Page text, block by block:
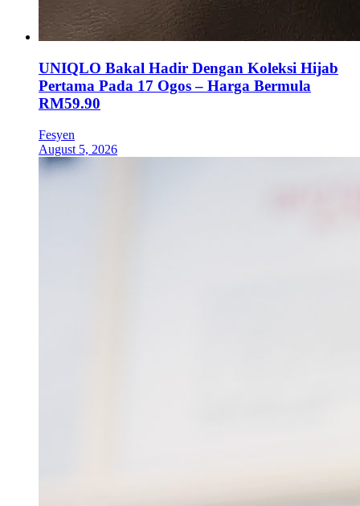
UNIQLO Bakal Hadir Dengan Koleksi Hijab
Pertama Pada 17 Ogos – Harga Bermula
RM59.90
Fesyen
August 5, 2026